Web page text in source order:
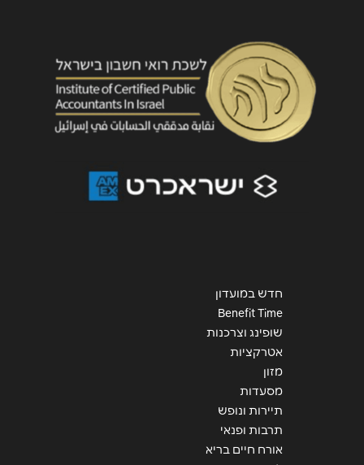
שליחה
חדש במועדון
Benefit Time
שופינג וצרכנות
אטרקציות
מזון
מסעדות
תיירות ונופש
תרבות ופנאי
אורח חיים בריא